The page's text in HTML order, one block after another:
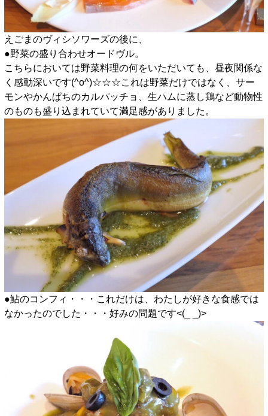
えごまのヴィシソワーズの後に、
●野菜の盛り合わせオードヴル。
こちらにおいては野菜料理の何をいただいても、昼夜関係な
く感動深いです(^o^)☆☆☆これは野菜だけではなく、サー
モンやかんぱちのカルパッチョ、生ハムに蒸し鶏など動物性
のものも盛り込まれていて満足感がありました。
●鮎のコンフィ・・・これだけは、わたしが好きな食感では
なかったのでした・・・好みの問題です<(_ _)>